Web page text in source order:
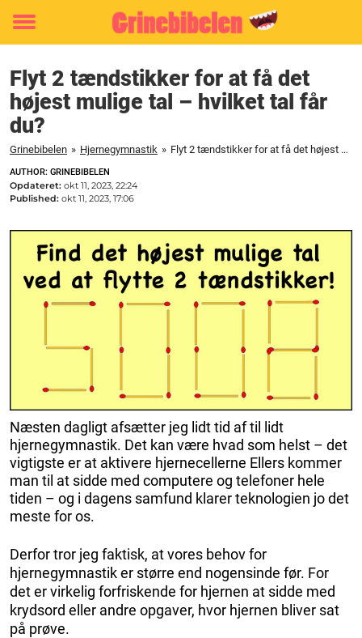
Toggle
Flyt 2 tændstikker for at få det
højest mulige tal – hvilket tal får
du?
Grinebibelen » Hjernegymnastik » Flyt 2 tændstikker for at få det højest mulige tal - hvilket tal får du?
AUTHOR: GRINEBIBELEN
Opdateret: okt 11, 2023, 22:24
Published: okt 11, 2023, 17:06
Næsten dagligt afsætter jeg lidt tid af til lidt
hjernegymnastik. Det kan være hvad som helst – det
vigtigste er at aktivere hjernecellerne Ellers kommer
man til at sidde med computere og telefoner hele
tiden – og i dagens samfund klarer teknologien jo det
meste for os.
Derfor tror jeg faktisk, at vores behov for
hjernegymnastik er større end nogensinde før. For
det er virkelig forfriskende for hjernen at sidde med
krydsord eller andre opgaver, hvor hjernen bliver sat
på prøve.